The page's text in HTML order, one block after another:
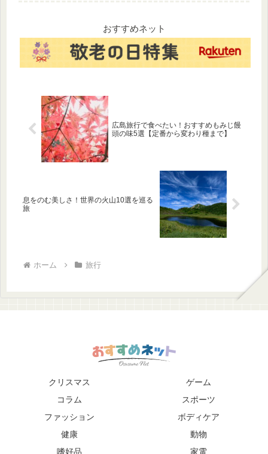
2026年の旅行計画に役立つ、
黒部ダムの魅力を余すことな
くお届けします。
人の魅力を10のポイントで分
かりやすく解説します。ファ
ン必見の感動の軌跡を教えま
すね。
おすすめネット
広島旅行で食べたい！おすすめもみじ饅
頭の味5選【定番から変わり種まで】
息をのむ美しさ！世界の火山10選を巡る
旅
ホーム 旅行
クリスマス
ゲーム
コラム
スポーツ
ファッション
ボディケア
健康
動物
嗜好品
家電